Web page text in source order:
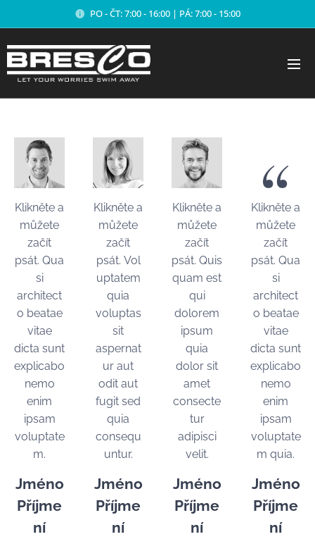
PO - ČT: 7:00 - 16:00 | PÁ: 7:00 - 15:00
Klikněte a
můžete
začít
psát. Qua
si
architect
o beatae
vitae
dicta sunt
explicabo
nemo
enim
ipsam
voluptate
m.
Jméno
Příjme
ní
Klikněte a
můžete
začít
psát. Vol
uptatem
quia
voluptas
sit
aspernat
ur aut
odit aut
fugit sed
quia
consequ
untur.
Jméno
Příjme
ní
Klikněte a
můžete
začít
psát. Quis
quam est
qui
dolorem
ipsum
quia
dolor sit
amet
consecte
tur
adipisci
velit.
Jméno
Příjme
ní
Klikněte a
můžete
začít
psát. Qua
si
architect
o beatae
vitae
dicta sunt
explicabo
nemo
enim
ipsam
voluptate
m quia.
Jméno
Příjme
ní